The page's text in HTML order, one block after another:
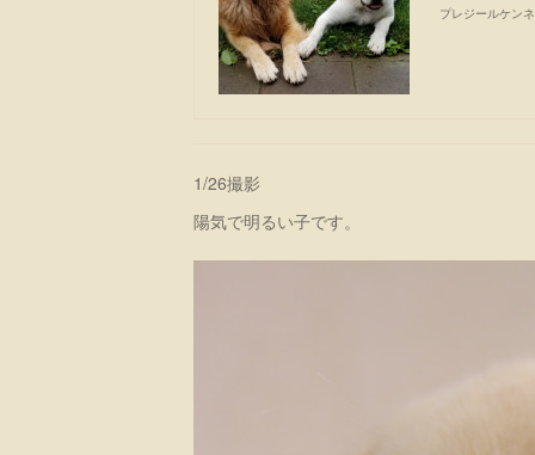
プレジールケン
1/26撮影
陽気で明るい子です。